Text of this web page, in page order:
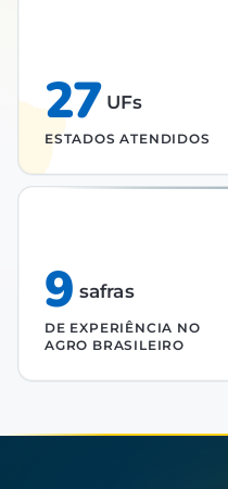
27 UFs
ESTADOS ATENDIDOS
9 safras
DE EXPERIÊNCIA NO
AGRO BRASILEIRO